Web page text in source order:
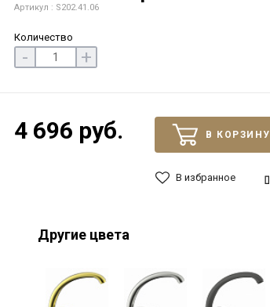
Артикул : S202.41.06
Количество
- +
4 696 руб. В КОРЗИНУ
В избранное
Другие цвета